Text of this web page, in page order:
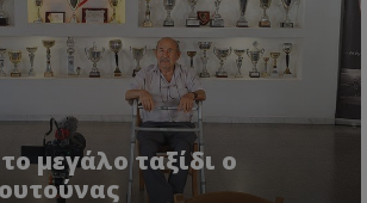
μεγάλο ταξίδι ο